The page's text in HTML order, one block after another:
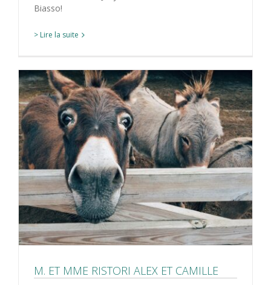
Biasso!
> Lire la suite
M. ET MME RISTORI ALEX ET CAMILLE